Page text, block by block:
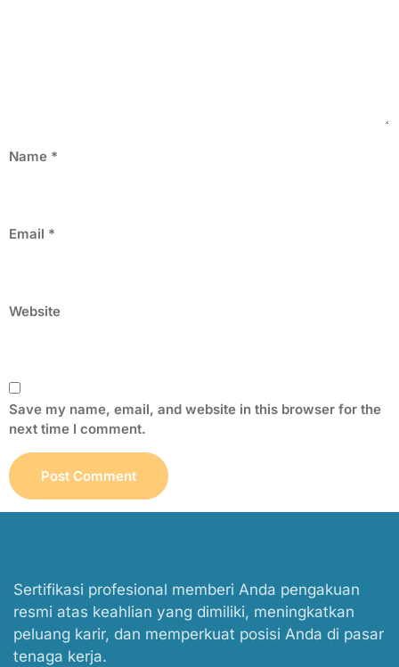
Name *
Email *
Website
Save my name, email, and website in this browser for the
next time I comment.
Sertifikasi profesional memberi Anda pengakuan
resmi atas keahlian yang dimiliki, meningkatkan
peluang karir, dan memperkuat posisi Anda di pasar
tenaga kerja.